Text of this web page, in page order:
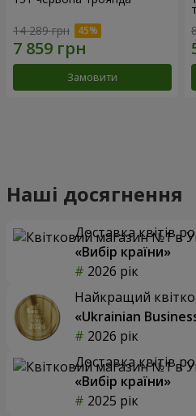
14 289 грн
Замовити
Наші досягнення
Доставка квітів
«Вибір країни»
2026 рік
Найкращий
«Ukrainian
2026 рік
Доставка квітів
«Вибір країни»
2025 рік